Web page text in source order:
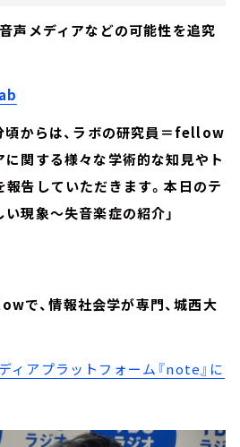
声メディアなどの可能性を追究
からは、ラボの研究員＝fellow
に関する様々な学術的な知見やト
報告していただきます。本日のテ
現象～失音楽症の紹介」
で、情報社会学が専門、城西大
ィアプラットフォーム『note』に